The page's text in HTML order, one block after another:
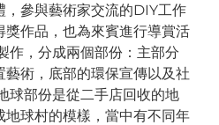
，參與藝術家交流的DIY工作
獎作品，也為來賓進行導賞活
作，分成兩個部份：主部分
術，底部的環保宣傳以及社
球部份是從二手店回收的地
地球村的模樣，當中有不同年